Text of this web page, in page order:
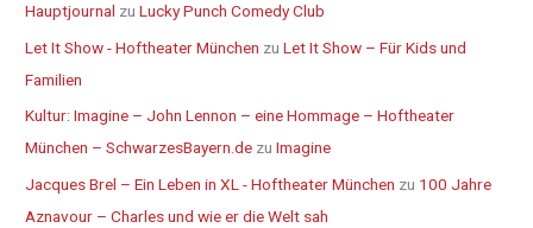
Hauptjournal zuLucky Punch Comedy Club
Let It Show - Hoftheater München zuLet It Show – Für Kids und
Familien
Kultur: Imagine – John Lennon – eine Hommage – Hoftheater
München – SchwarzesBayern.de zuImagine
Jacques Brel – Ein Leben in XL - Hoftheater München zu 100 Jahre
Aznavour – Charles und wie er die Welt sah